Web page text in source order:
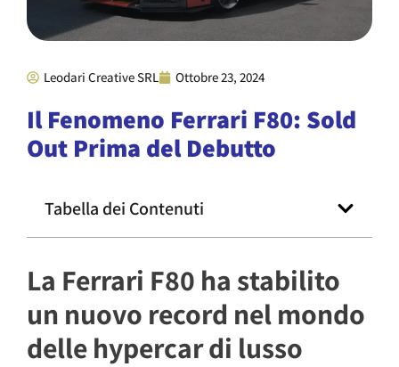
Leodari Creative SRL Ottobre 23, 2024
Il Fenomeno Ferrari F80: Sold
Out Prima del Debutto
Tabella dei Contenuti
La Ferrari F80 ha stabilito
un nuovo record nel mondo
delle hypercar di lusso